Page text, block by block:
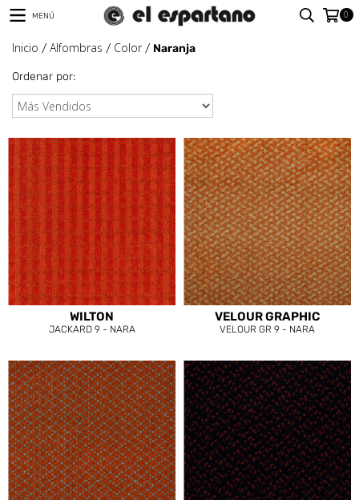
MENÚ 0
Inicio / Alfombras / Color / Naranja
Ordenar por:
WILTON
JACKARD 9 - NARA
VELOUR GRAPHIC
VELOUR GR 9 - NARA